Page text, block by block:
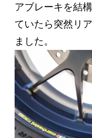
アブレーキを結
ていたら突然リ
ました。